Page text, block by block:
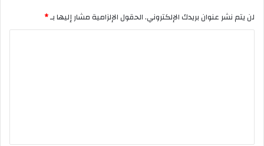
لن يتم نشر عنوان بريدك الإلكتروني.الحقول الإلزامية مشار إليها بـ*